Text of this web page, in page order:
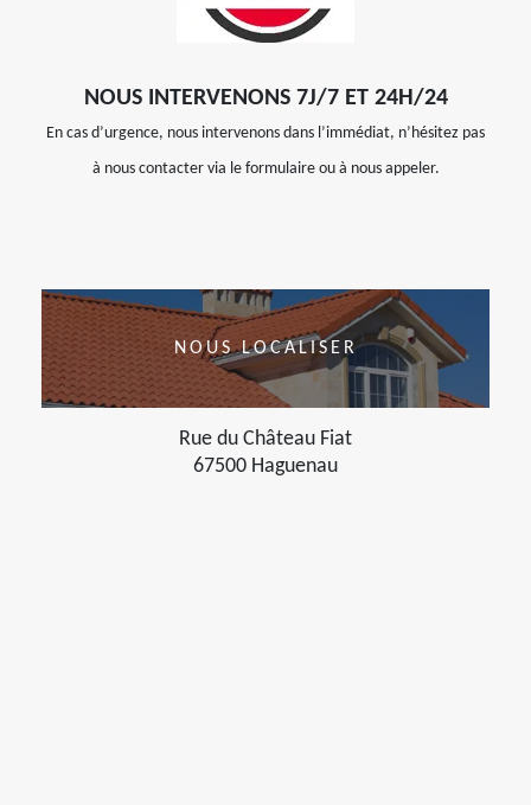
NOUS INTERVENONS 7J/7 ET 24H/24
En cas d’urgence, nous intervenons dans l’immédiat, n’hésitez pas
à nous contacter via le formulaire ou à nous appeler.
NOUS LOCALISER
Rue du Château Fiat
67500 Haguenau